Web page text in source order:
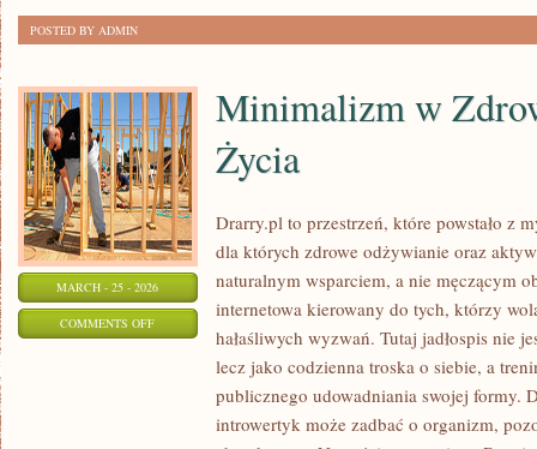
POSTED BY ADMIN
MARCH - 25 - 2026
COMMENTS OFFON
Minimalizm w
Życia
Drarry.pl to przestrzeń, które powstało z
dla których zdrowe odżywianie oraz
naturalnym wsparciem, a nie męczącym
internetowa kierowany do tych, którzy
hałaśliwych wyzwań. Tutaj jadłospis nie
lecz jako codzienna troska o siebie, a
publicznego udowadniania swojej formy.
introwertyk może zadbać o organizm,